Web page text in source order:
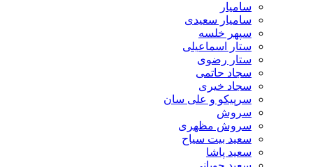
سامیار
سامیار سعیدی
سپهر خلسه
ستار اسماعیلی
ستار رضوی
سجاد حاتمی
سجاد خیری
سرپیکو و علی سان
سروش
سروش مظهری
سعید بیت سیاح
سعید پاشا